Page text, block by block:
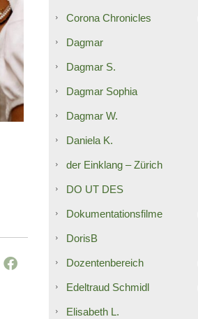
Corona Chronicles
Dagmar
Dagmar S.
Dagmar Sophia
Dagmar W.
Daniela K.
der Einklang – Zürich
DO UT DES
Dokumentationsfilme
DorisB
Dozentenbereich
Edeltraud Schmidl
Elisabeth L.